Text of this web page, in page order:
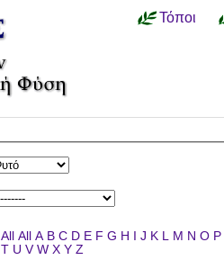
Τόποι
All All A B C D E F G H I J K L M N O P
T U V W X Y Z